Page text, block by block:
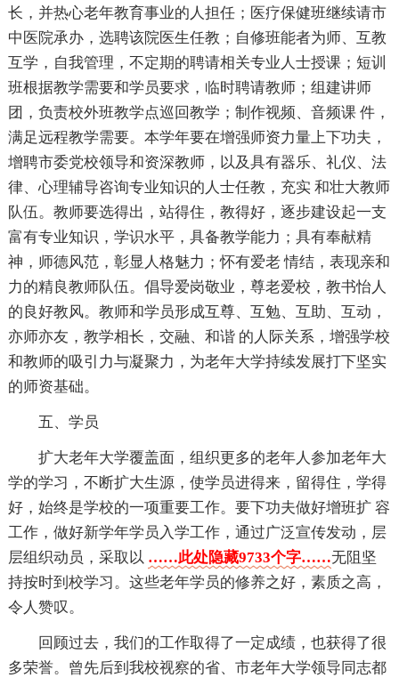
长，并热心老年教育事业的人担任；医疗保健班继续请市
中医院承办，选聘该院医生任教；自修班能者为师、互教
互学，自我管理，不定期的聘请相关专业人士授课；短训
班根据教学需要和学员要求，临时聘请教师；组建讲师
团，负责校外班教学点巡回教学；制作视频、音频课 件，
满足远程教学需要。本学年要在增强师资力量上下功夫，
增聘市委党校领导和资深教师，以及具有器乐、礼仪、法
律、心理辅导咨询专业知识的人士任教，充实 和壮大教师
队伍。教师要选得出，站得住，教得好，逐步建设起一支
富有专业知识，学识水平，具备教学能力；具有奉献精
神，师德风范，彰显人格魅力；怀有爱老 情结，表现亲和
力的精良教师队伍。倡导爱岗敬业，尊老爱校，教书怡人
的良好教风。教师和学员形成互尊、互勉、互助、互动，
亦师亦友，教学相长，交融、和谐 的人际关系，增强学校
和教师的吸引力与凝聚力，为老年大学持续发展打下坚实
的师资基础。
五、学员
扩大老年大学覆盖面，组织更多的老年人参加老年大
学的学习，不断扩大生源，使学员进得来，留得住，学得
好，始终是学校的一项重要工作。要下功夫做好增班扩 容
工作，做好新学年学员入学工作，通过广泛宣传发动，层
层组织动员，采取以 ……此处隐藏9733个字……无阻坚
持按时到校学习。这些老年学员的修养之好，素质之高，
令人赞叹。
回顾过去，我们的工作取得了一定成绩，也获得了很
多荣誉。曾先后到我校视察的省、市老年大学领导同志都